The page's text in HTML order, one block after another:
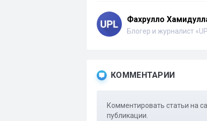
Фахрулло
Блогер и журналист
КОММЕНТАРИИ
Комментировать статьи на
публикации.